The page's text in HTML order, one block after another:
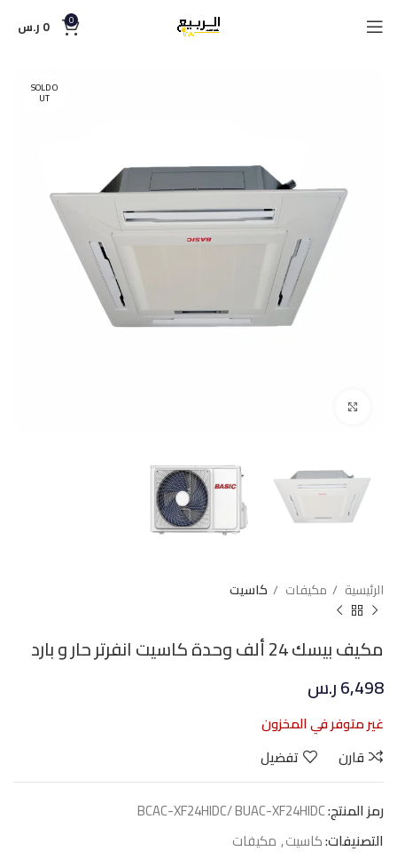
0
0 ر.س
SOLD O
UT
الرئيسية مكيفات كاسيت
مكيف بيسك 24 ألف وحدة كاسيت انفرتر حار و بارد
6,498ر.س
غير متوفر في المخزون
قارن
تفضيل
رمز المنتج:BCAC-XF24HIDC/ BUAC-XF24HIDC
التصنيفات:كاسيت, مكيفات